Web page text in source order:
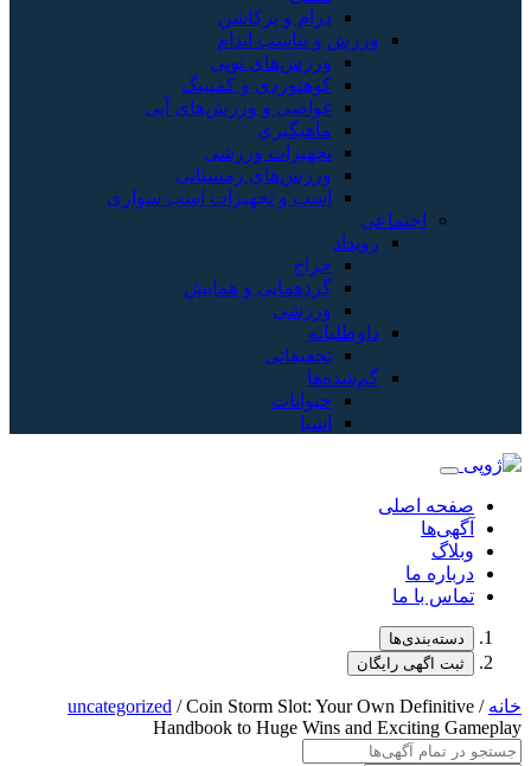
درام و پرکاشن
ورزش و تناسب اندام
ورزش‌های توپی
کوهنوردی و کمپینگ
غواصی و ورزش‌های آبی
ماهیگیری
تجهیزات ورزشی
ورزش‌های زمستانی
اسب و تجهیزات اسب سواری
اجتماعی
رویداد
حراج
گردهمایی و همایش
ورزشی
داوطلبانه
تحقیقاتی
گم‌شده‌ها
حیوانات
اشیا
صفحه اصلی
آگهی‌ها
وبلاگ
درباره ما
تماس با ما
دسته‌بندی‌ها
ثبت اگهی رایگان
خانه /
uncategorized / Coin Storm Slot: Your Own Definitive
Handbook to Huge Wins and Exciting Gameplay